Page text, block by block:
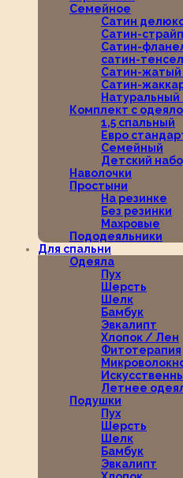
Семейное
Сатин
Сатин-страйп
Сатин-
сатин-тенсел
Сатин-
Сатин-
Комплект с
1,5 спальный
Евро
Семейный
Детский
Наволочки
Простыни
На резинке
Без резинки
Махровые
Пододеяльники
Для спальни
Одеяла
Пух
Шерсть
Шелк
Бамбук
Эвкалипт
Хлопок / Лен
Фитотерапия
Летнее
Подушки
Пух
Шерсть
Шелк
Бамбук
Эвкалипт